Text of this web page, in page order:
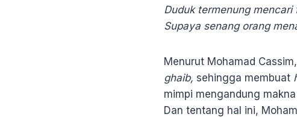
Duduk termenung mencari
Supaya senang orang
Menurut Mohamad
ghaib, sehingga membuat
mimpi mengandung
Dan tentang hal ini,